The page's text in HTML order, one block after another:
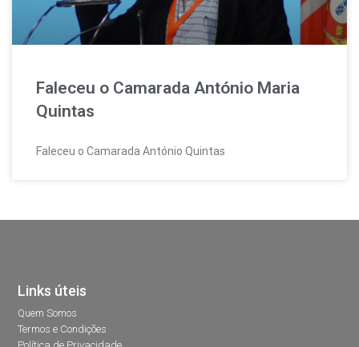
Faleceu o Camarada António Maria
Quintas
Faleceu o Camarada António Quintas
Links úteis
Quem Somos
Termos e Condições